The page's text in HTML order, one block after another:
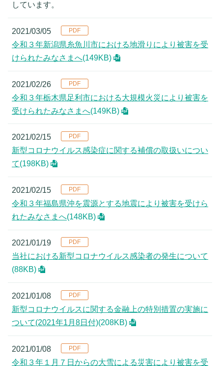
しています。
2021/03/05
令和３年新潟県糸魚川市における地滑りにより被害を受
けられたみなさまへ(149KB)
2021/02/26
令和３年栃木県足利市における大規模火災により被害を
受けられたみなさまへ(149KB)
2021/02/15
新型コロナウイルス感染症に関する補償の取扱いについ
て(198KB)
2021/02/15
令和３年福島県沖を震源とする地震により被害を受けら
れたみなさまへ(148KB)
2021/01/19
当社における新型コロナウイルス感染者の発生について
(88KB)
2021/01/08
新型コロナウイルスに関する金融上の特別措置の実施に
ついて(2021年1月8日付)(208KB)
2021/01/08
令和３年１月７日からの大雪による災害により被害を受